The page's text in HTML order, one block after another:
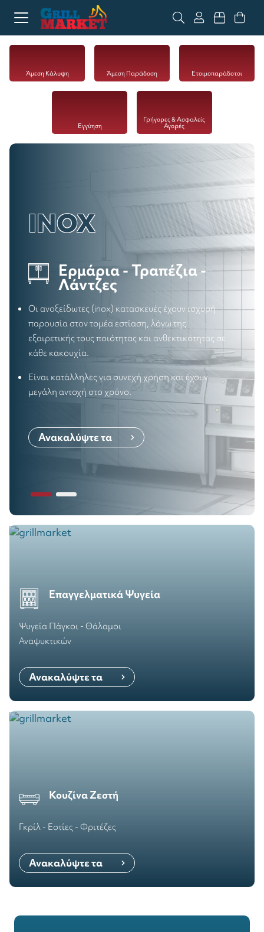
Άμεση Κάλυψη Άμεση Παράδοση Ετοιμοπαράδοτοι
Eγγύηση
Γρήγορες & Ασφαλείς
Αγορές
INOX
Ερμάρια - Τραπέζια -
Λάντζες
Οι ανοξείδωτες (inox) κατασκευές έχουν ισχυρή
παρουσία στον τομέα εστίαση, λόγω της
εξαιρετικής τους ποιότητας και ανθεκτικότητας σε
κάθε κακουχία.
Είναι κατάλληλες για συνεχή χρήση και έχουν
μεγάλη αντοχή στο χρόνο.
Ανακαλύψτε τα
Επαγγελματικά Ψυγεία
Ψυγεία Πάγκοι - Θάλαμοι
Αναψυκτικών
Ανακαλύψτε τα
Κουζίνα Ζεστή
Γκρίλ - Εστίες - Φριτέζες
Ανακαλύψτε τα